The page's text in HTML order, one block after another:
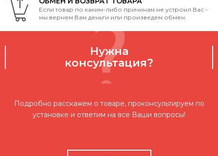
Если товар по каким-либо причинам не устроил Вас -
мы вернем Вам деньги или произведем обмен.
Нужна
консультация?
Подробно расскажем о товаре, проконсультируем по
установке и ответим на все Ваши вопросы!